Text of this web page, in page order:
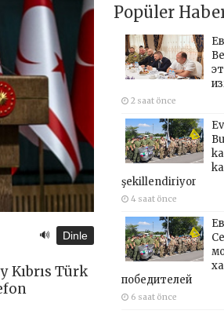
🔊 Dinle
Kıbrıs Türk
Popüler
2 saat önce
şekillendiriyor
4 saat önce
победителей
6 saat önce